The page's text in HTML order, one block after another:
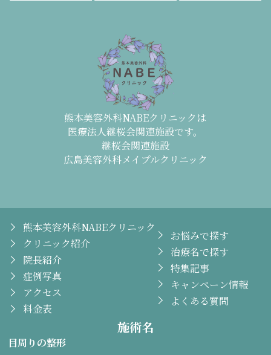
熊本美容外科NABEクリニックは
医療法人継桜会関連施設です。
継桜会関連施設
広島美容外科メイプルクリニック
熊本美容外科NABEクリニック
クリニック紹介
院長紹介
症例写真
アクセス
料金表
お悩みで探す
治療名で探す
特集記事
キャンペーン情報
よくある質問
施術名
目周りの整形